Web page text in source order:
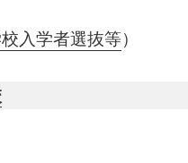
入学者選抜等）